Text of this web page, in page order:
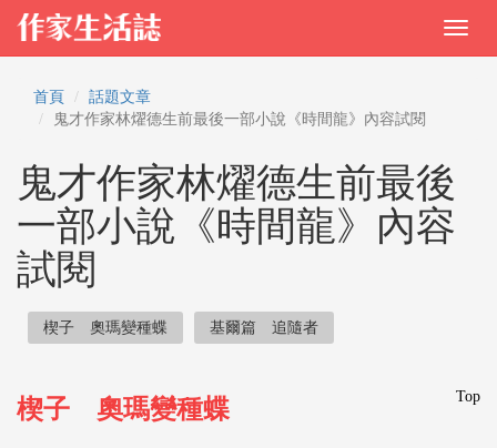
首頁
話題文章
鬼才作家林燿德生前最後一部小說《時間龍》內容試閱
鬼才作家林燿德生前最後
一部小說《時間龍》內容
試閱
楔子 奧瑪變種蝶 基爾篇 追隨者
Top
楔子 奧瑪變種蝶